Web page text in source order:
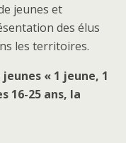
jeunes et
des élus
les territoires.
« 1 jeune, 1
16-25 ans, la